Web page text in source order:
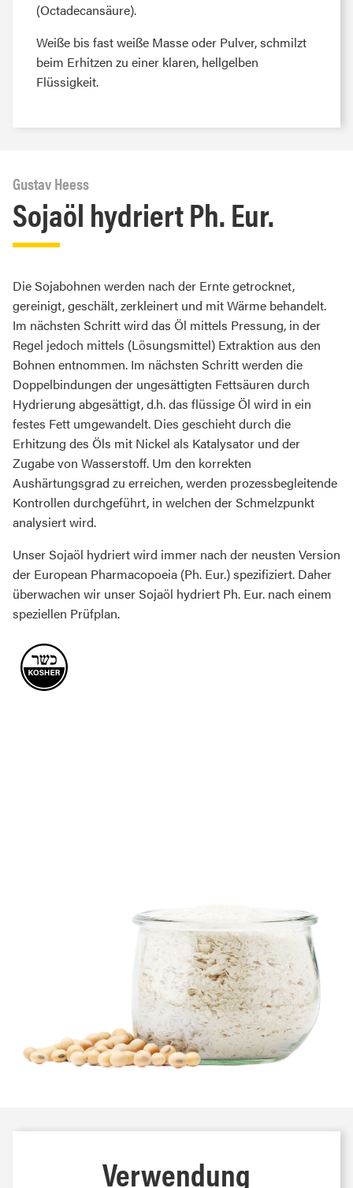
(Octadecansäure).
Weiße bis fast weiße Masse oder Pulver, schmilzt
beim Erhitzen zu einer klaren, hellgelben
Flüssigkeit.
Sojaöl hydriert Ph. Eur.
Gustav Heess
Die Sojabohnen werden nach der Ernte getrocknet,
gereinigt, geschält, zerkleinert und mit Wärme behandelt.
Im nächsten Schritt wird das Öl mittels Pressung, in der
Regel jedoch mittels (Lösungsmittel) Extraktion aus den
Bohnen entnommen. Im nächsten Schritt werden die
Doppelbindungen der ungesättigten Fettsäuren durch
Hydrierung abgesättigt, d.h. das flüssige Öl wird in ein
festes Fett umgewandelt. Dies geschieht durch die
Erhitzung des Öls mit Nickel als Katalysator und der
Zugabe von Wasserstoff. Um den korrekten
Aushärtungsgrad zu erreichen, werden prozessbegleitende
Kontrollen durchgeführt, in welchen der Schmelzpunkt
analysiert wird.
Unser Sojaöl hydriert wird immer nach der neusten Version
der European Pharmacopoeia (Ph. Eur.) spezifiziert. Daher
überwachen wir unser Sojaöl hydriert Ph. Eur. nach einem
speziellen Prüfplan.
Verwendung